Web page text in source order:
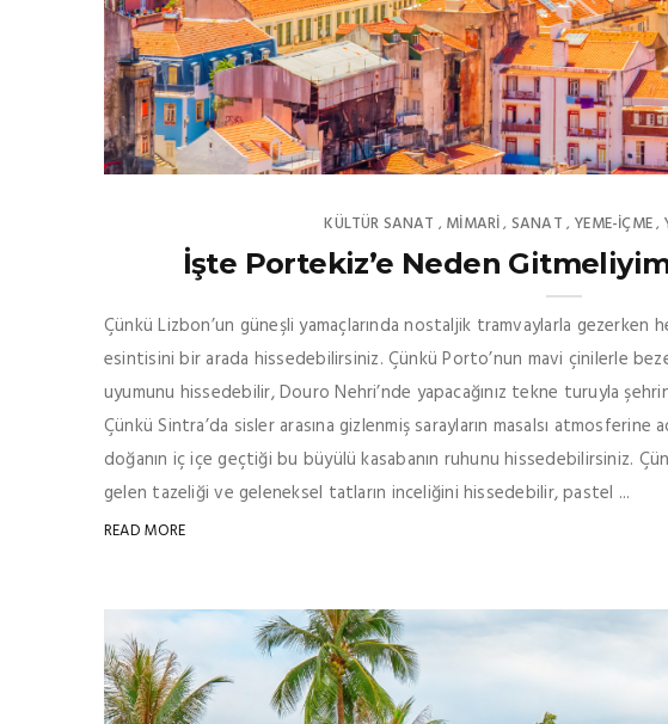
KÜLTÜR SANAT , MIMARI, SANAT , YEME-İÇME,
İşte Portekiz’e Neden
Çünkü Lizbon’un güneşli yamaçlarında nostaljik tramvaylarla gezerken
esintisini bir arada hissedebilirsiniz. Çünkü Porto’nun mavi çinilerle
uyumunu hissedebilir, Douro Nehri’nde yapacağınız tekne turuyla
Çünkü Sintra’da sisler arasına gizlenmiş sarayların masalsı
doğanın iç içe geçtiği bu büyülü kasabanın ruhunu hissedebilirsiniz.
gelen tazeliği ve geleneksel tatların inceliğini hissedebilir, pastel ...
READ MORE